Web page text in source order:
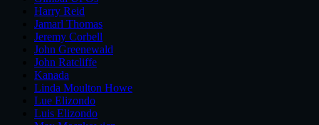
Harry Reid
Jamarl Thomas
Jeremy Corbell
John Greenewald
John Ratcliffe
Kanada
Linda Moulton Howe
Lue Elizondo
Luis Elizondo